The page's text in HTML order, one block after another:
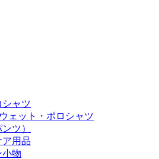
シャツ
ェット・ポロシャツ
ツ）
ア用品
小物